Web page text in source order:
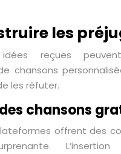
les
reçues
chansons
les réfuter.
chansons
offrent des